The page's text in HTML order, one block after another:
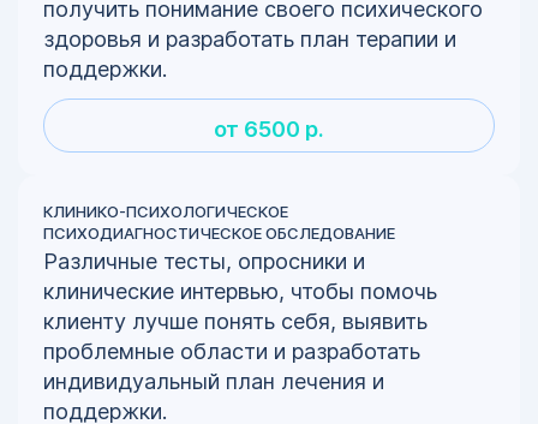
получить понимание своего психического
здоровья и разработать план терапии и
поддержки.
от 6500 р.
КЛИНИКО-ПСИХОЛОГИЧЕСКОЕ
ПСИХОДИАГНОСТИЧЕСКОЕ ОБСЛЕДОВАНИЕ
Различные тесты, опросники и
клинические интервью, чтобы помочь
клиенту лучше понять себя, выявить
проблемные области и разработать
индивидуальный план лечения и
поддержки.